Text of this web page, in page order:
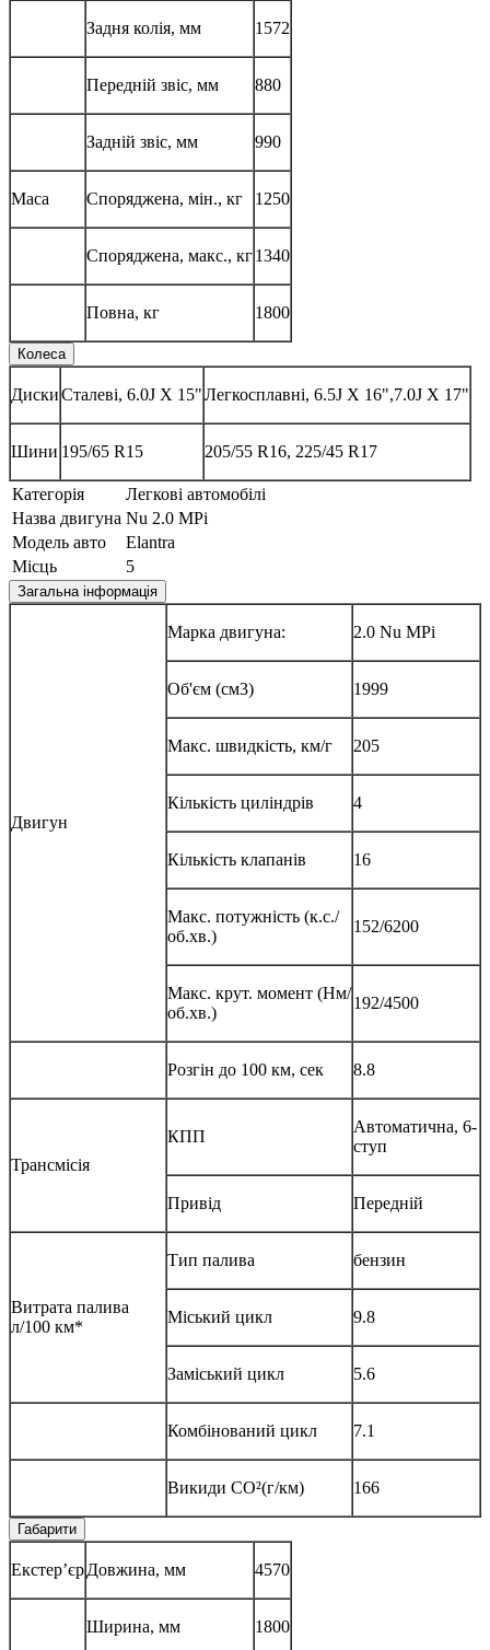
Задня колія, мм 1572
Передній звіс, мм 880
Задній звіс, мм 990
Маса Споряджена, мін., кг 1250
Споряджена, макс., кг1340
Повна, кг 1800
Колеса
ДискиСталеві, 6.0J X 15"Легкосплавні, 6.5J X 16",7.0J X 17"
Шини 195/65 R15 205/55 R16, 225/45 R17
Категорія
Легкові автомобілі
Назва двигуна Nu 2.0 MPi
Модель авто
Elantra
Місць
5
Загальна інформація
Двигун
Марка двигуна: 2.0 Nu MPi
Об'єм (см3) 1999
Макс. швидкість, км/г 205
Кількість циліндрів 4
Кількість клапанів 16
Макс. потужність (к.с./
об.хв.)
152/6200
Макс. крут. момент (Нм/
об.хв.)
192/4500
Розгін до 100 км, сек 8.8
Трансмісія
КПП
Автоматична, 6-
ступ
Привід Передній
Витрата палива
л/100 км*
Тип палива бензин
Міський цикл 9.8
Заміський цикл 5.6
Комбінований цикл 7.1
Викиди CO²(г/км) 166
Габарити
Екстер’єрДовжина, мм 4570
Ширина, мм 1800